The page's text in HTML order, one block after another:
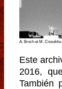
A. Broch et M.
Este
2016,
También